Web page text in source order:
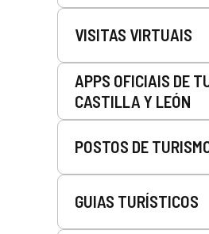
VISITAS VIRTUAIS
APPS OFICIAIS DE
CASTILLA Y LEÓN
POSTOS DE
GUIAS TURÍSTICOS